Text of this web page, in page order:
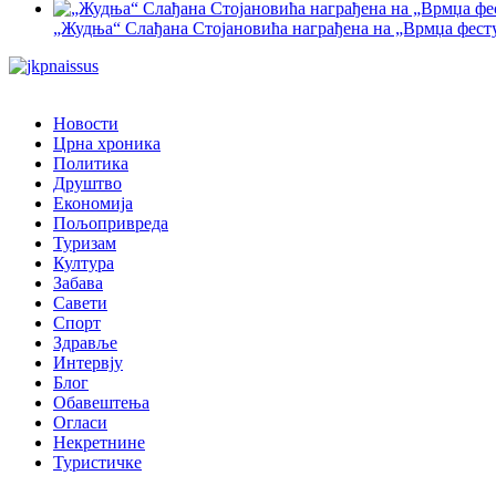
„Жудња“ Слађана Стојановића награђена на „Врмџа
Новости
Црна хроника
Политика
Друштво
Економија
Пољопривреда
Туризам
Култура
Забава
Савети
Спорт
Здравље
Интервју
Блог
Обавештења
Огласи
Некретнине
Туристичке